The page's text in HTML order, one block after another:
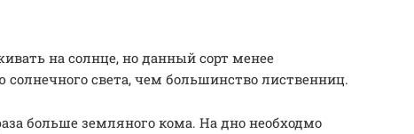
на солнце, но данный сорт менее
солнечного света, чем большинство лиственниц.
больше земляного кома. На дно необходмо